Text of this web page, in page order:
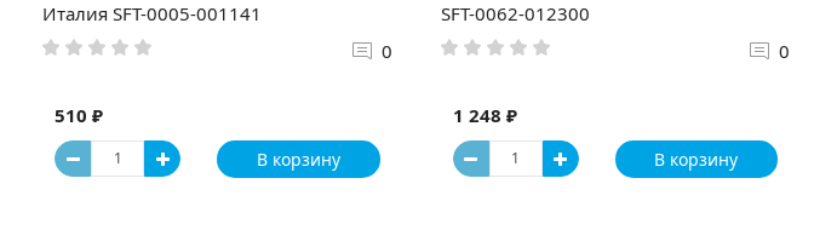
Италия SFT-0005-001141
0
510 ₽
В корзину
SFT-0062-012300
0
1 248 ₽
В корзину